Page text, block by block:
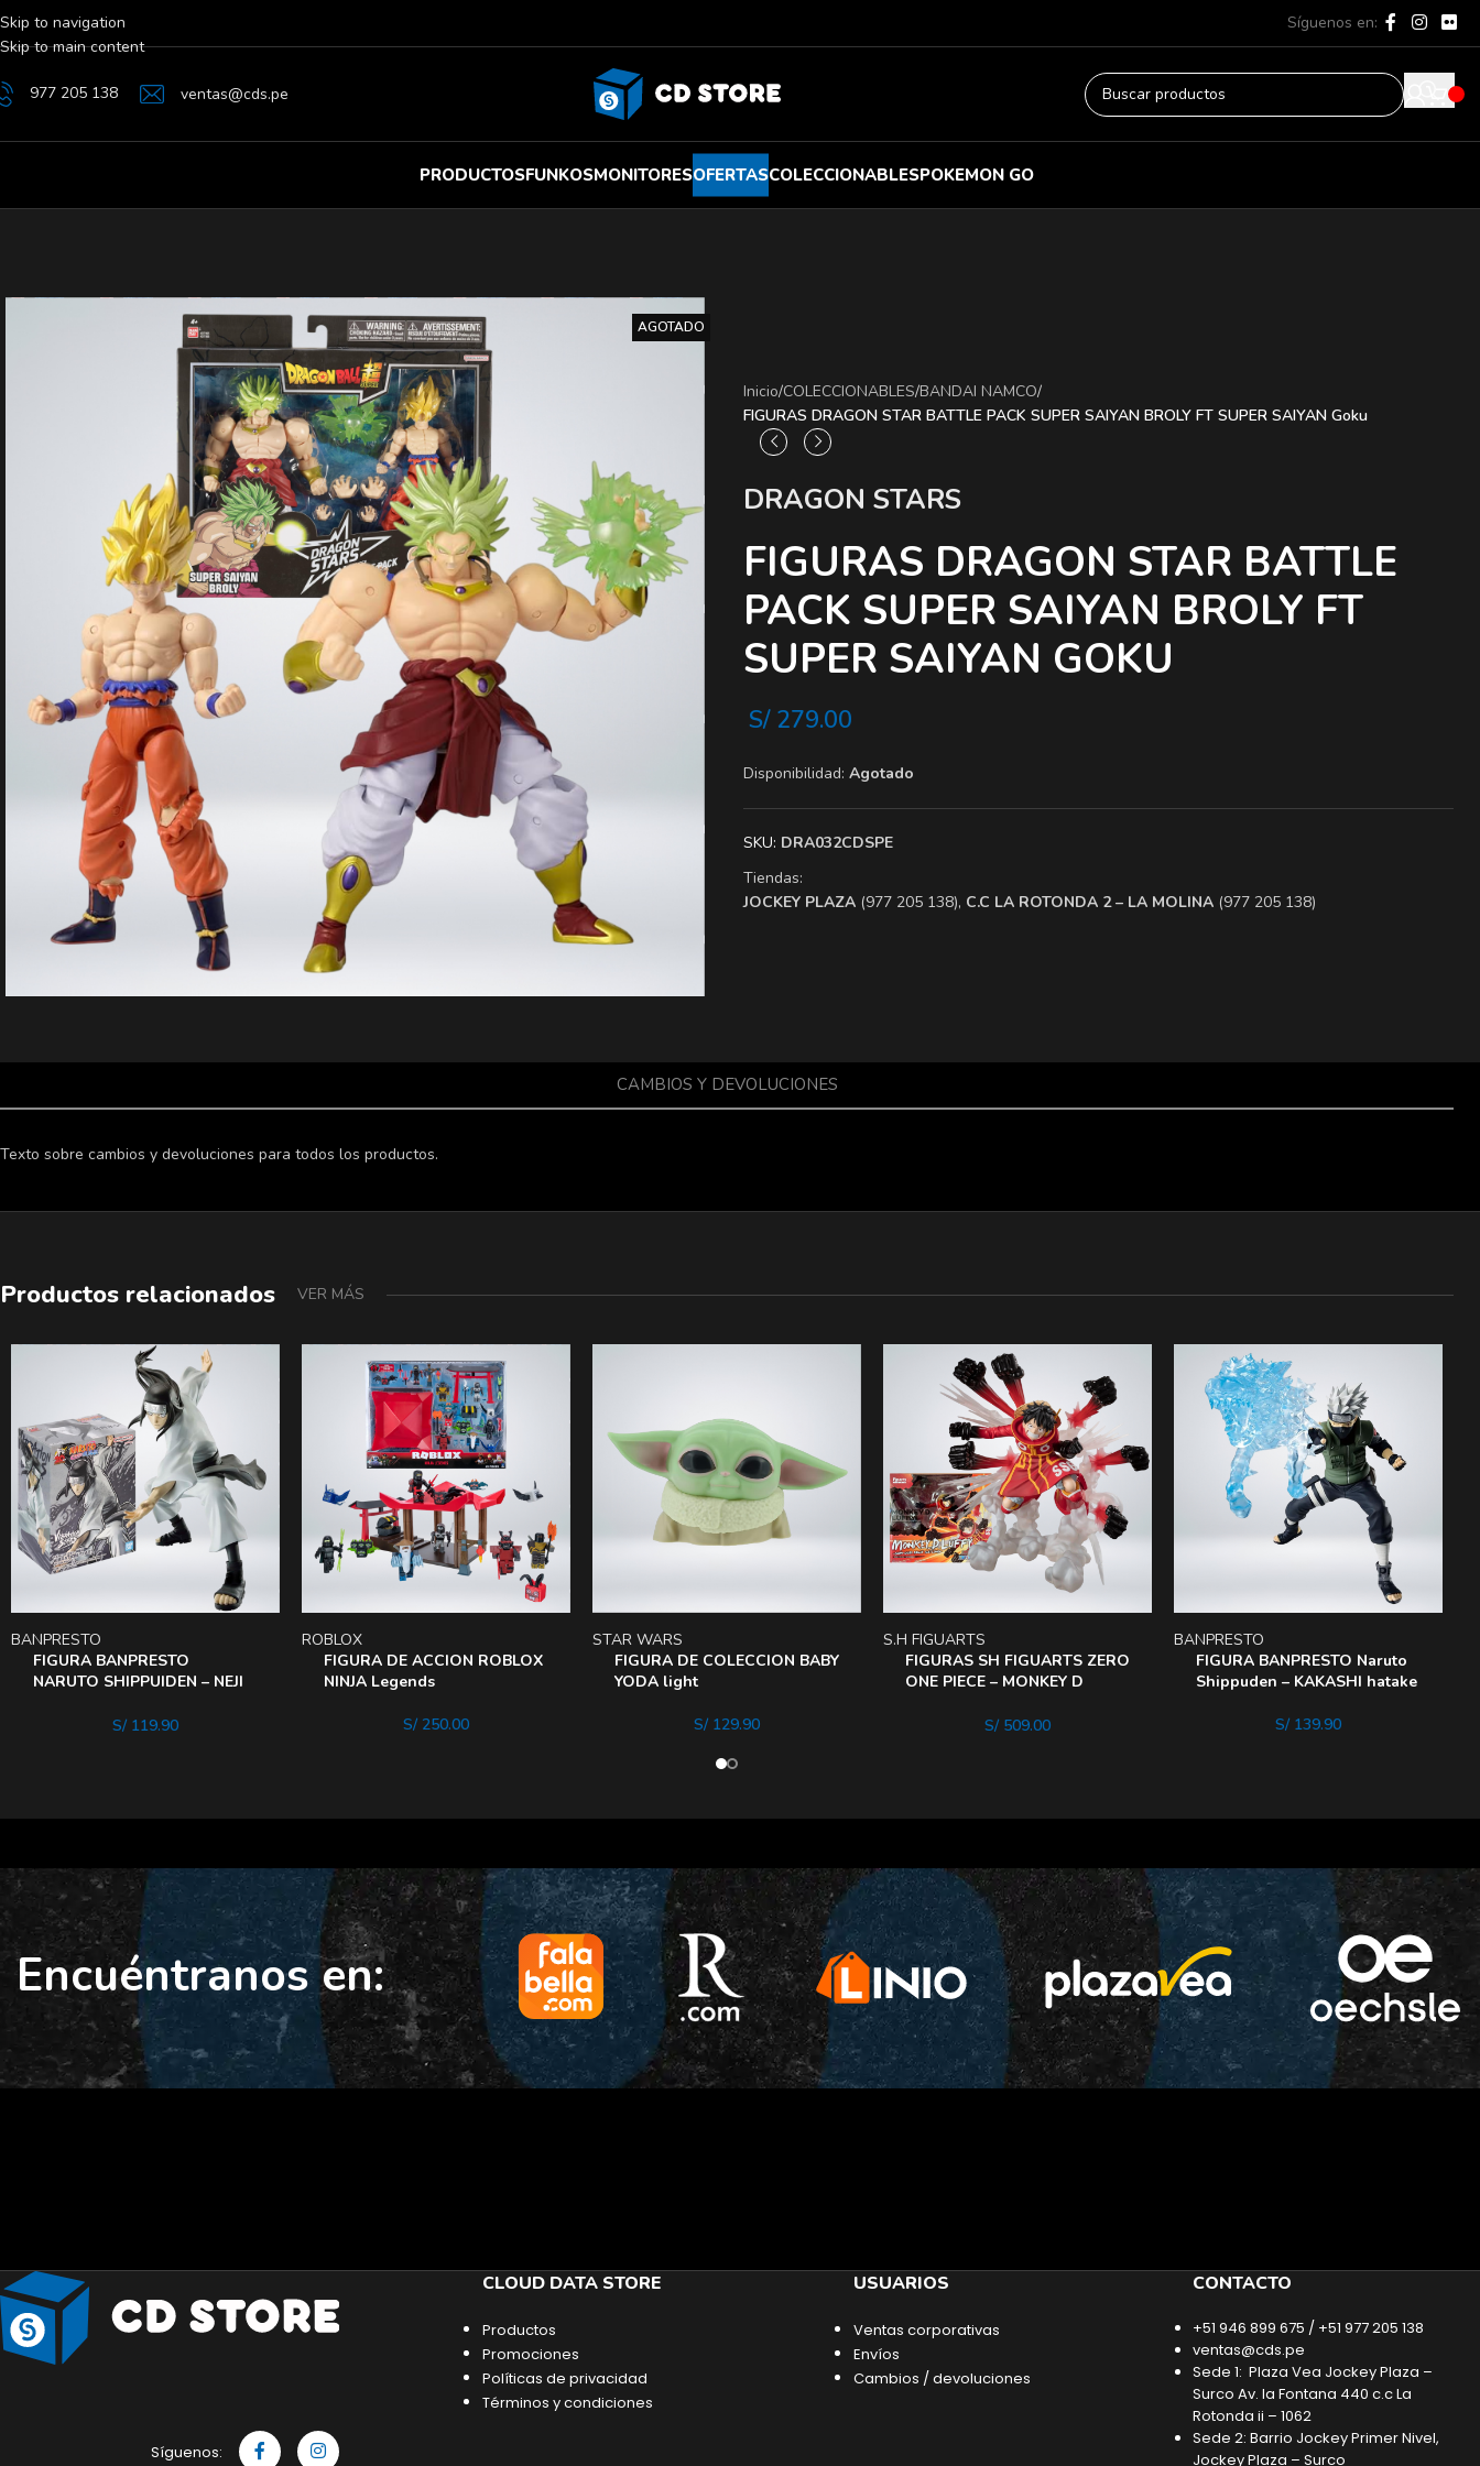
Skip to navigation
Skip to main content
Síguenos en:
977 205 138 ventas@cds.pe
PRODUCTOSFUNKOSMONITORESOFERTASCOLECCIONABLESPOKEMON GO
AGOTADO
Inicio/COLECCIONABLES/BANDAI NAMCO/
FIGURAS DRAGON STAR BATTLE PACK SUPER SAIYAN BROLY FT SUPER SAIYAN Goku
DRAGON STARS
FIGURAS DRAGON STAR BATTLE
PACK SUPER SAIYAN BROLY FT
SUPER SAIYAN GOKU
S/279.00
Disponibilidad: Agotado
SKU: DRA032CDSPE
Tiendas:
​JOCKEY PLAZA (977 205 138), ​C.C LA ROTONDA 2 – LA MOLINA (977 205 138)
CAMBIOS Y DEVOLUCIONES
Texto sobre cambios y devoluciones para todos los productos.
Productos relacionados VER MÁS
FIGURA BANPRESTO
NARUTO SHIPPUIDEN – NEJI
BANPRESTO
S/119.90
FIGURA DE ACCION ROBLOX
NINJA Legends
ROBLOX
S/250.00
FIGURA DE COLECCION BABY
YODA light
STAR WARS
S/129.90
FIGURAS SH FIGUARTS ZERO
ONE PIECE – MONKEY D
S.H FIGUARTS
S/509.00
FIGURA BANPRESTO Naruto
Shippuden – KAKASHI hatake
BANPRESTO
S/139.90
Encuéntranos en:
Síguenos:
CLOUD DATA STORE
Productos
Promociones
Políticas de privacidad
Términos y condiciones
USUARIOS
Ventas corporativas
Envíos
Cambios / devoluciones
CONTACTO
+51 946 899 675 / +51 977 205 138
ventas@cds.pe
Sede 1: Plaza Vea Jockey Plaza –
Surco Av. la Fontana 440 c.c La
Rotonda ii – 1062
Sede 2: Barrio Jockey Primer Nivel,
Jockey Plaza – Surco